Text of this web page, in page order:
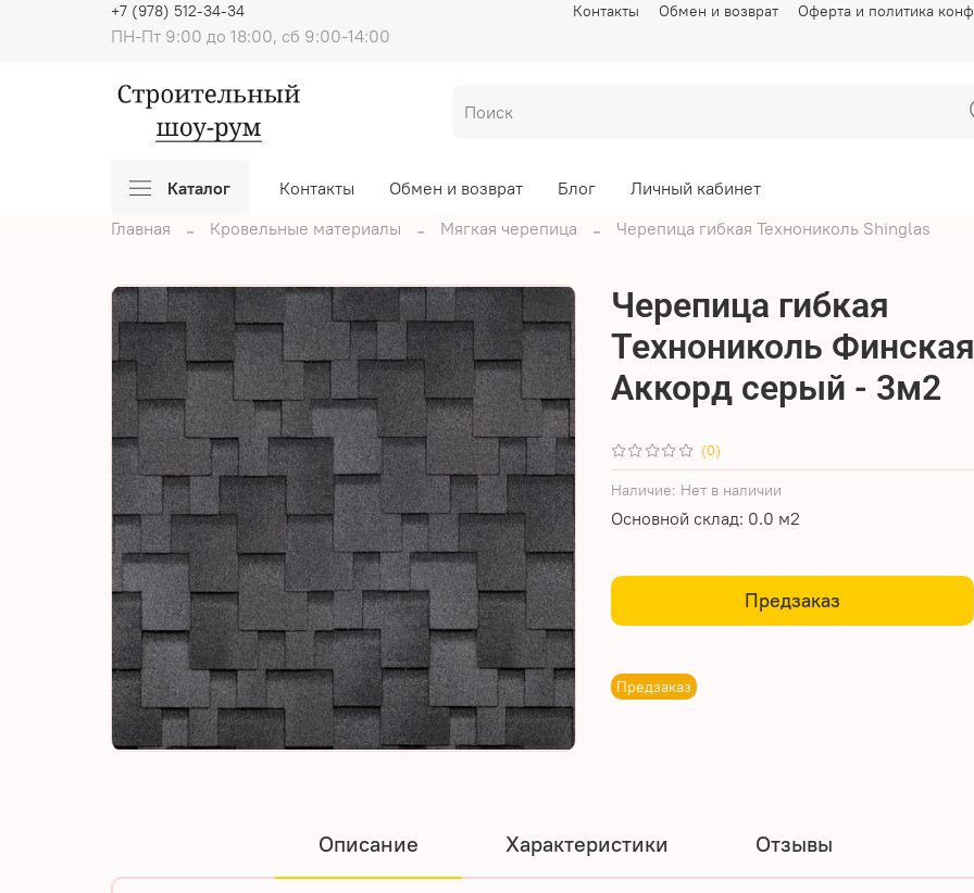
Контакты Обмен и возврат Оферта и политика
ПН-Пт 9:00 до 18:00, сб 9:00-14:00
+7 (978) 512-34-34
Каталог Контакты Обмен и возврат Блог
Личный кабинет
Главная
Кровельные материалы Мягкая черепица Черепица гибкая Технониколь Shinglas
(0)
Наличие: Нет в наличии
Основной склад: 0.0 м2
Предзаказ
Черепица гибкая
Технониколь Финская
Аккорд серый - 3м2
Предзаказ
Описание Характеристики Отзывы